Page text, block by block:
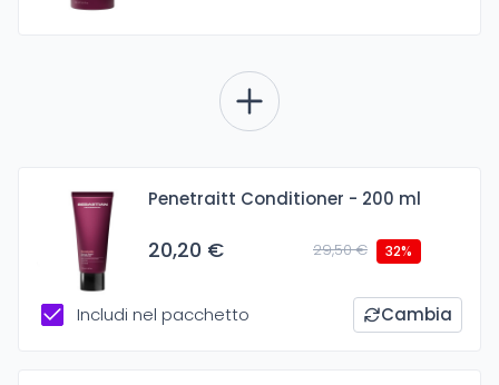
Penetraitt Conditioner - 200 ml
20,20 € 29,50 € 32%
Includi nel pacchetto Cambia